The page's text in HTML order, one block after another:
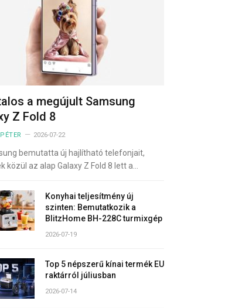
a megújult Samsung
Z Fold 8
PÉTER 2026-07-22
bemutatta új hajlítható telefonjait,
közül az alap Galaxy Z Fold 8 lett a…
Konyhai teljesítmény új
szinten: Bemutatkozik a
BlitzHome BH-228C turmixgép
2026-07-19
Top 5 népszerű kínai termék EU
raktárról júliusban
2026-07-14